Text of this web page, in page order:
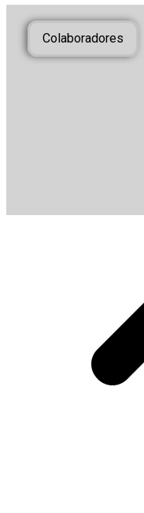
Colaboradores